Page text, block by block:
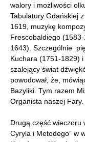
walory i możliwości
Tabulatury Gdańskiej
1619, muzykę
Frescobaldiego
1643). Szczególnie
Kuchara (1751-1829)
szalejący świat
powodował, że,
Bazyliki. Tym razem
Organista naszej Fary.
Drugą część wieczoru
Cyryla i Metodego” w